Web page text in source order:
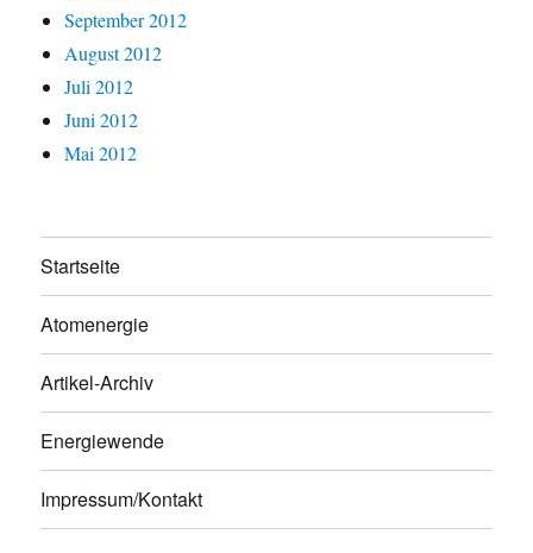
September 2012
August 2012
Juli 2012
Juni 2012
Mai 2012
Startseite
Atomenergie
Artikel-Archiv
Energiewende
Impressum/Kontakt